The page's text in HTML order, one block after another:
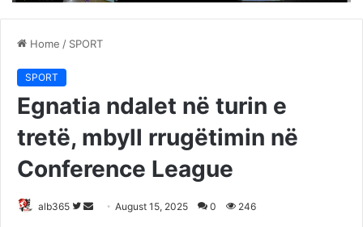
Home / SPORT
SPORT
Egnatia ndalet në turin e
tretë, mbyll rrugëtimin në
Conference League
alb365
Follow
Send August 15, 2025 0 246